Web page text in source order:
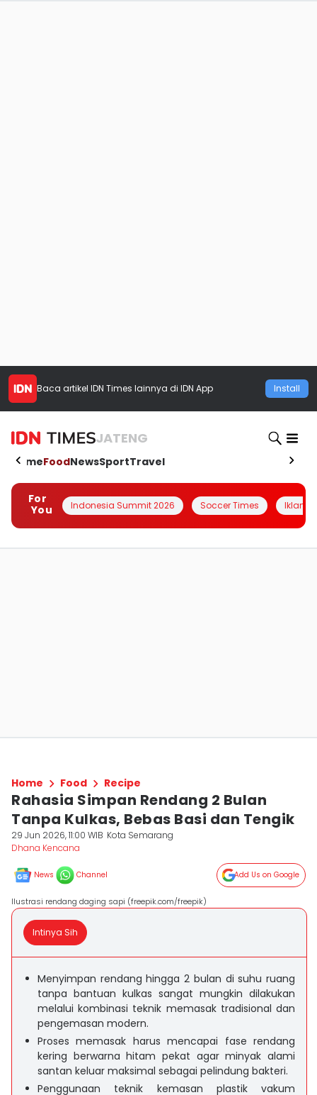
Baca artikel IDN Times lainnya di IDN App Install
JATENG
HomeFoodNewsSportTravel
For
You
Indonesia Summit 2026 Soccer Times Iklanin
Home Food Recipe
Rahasia Simpan Rendang 2 Bulan
Tanpa Kulkas, Bebas Basi dan Tengik
29 Jun 2026, 11:00 WIB Kota Semarang
Dhana Kencana
News Channel Add Us on Google
Ilustrasi rendang daging sapi (freepik.com/freepik)
Intinya Sih
Menyimpan rendang hingga 2 bulan di suhu ruang
tanpa bantuan kulkas sangat mungkin dilakukan
melalui kombinasi teknik memasak tradisional dan
pengemasan modern.
Proses memasak harus mencapai fase rendang
kering berwarna hitam pekat agar minyak alami
santan keluar maksimal sebagai pelindung bakteri.
Penggunaan teknik kemasan plastik vakum